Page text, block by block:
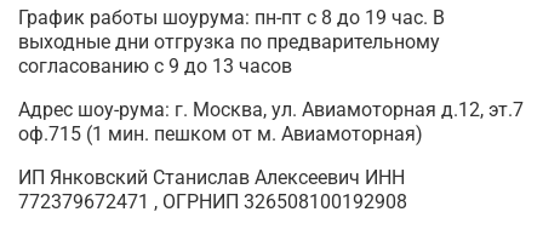
График работы шоурума: пн-пт с 8 до 19 час. В
выходные дни отгрузка по предварительному
согласованию с 9 до 13 часов
Адрес шоу-рума: г. Москва, ул. Авиамоторная д.12, эт.7
оф.715 (1 мин. пешком от м. Авиамоторная)
ИП Янковский Станислав Алексеевич ИНН
772379672471 , ОГРНИП 326508100192908